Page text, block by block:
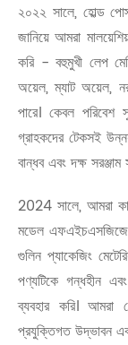
২০২২ সালে, হোল্ড
জানিয়ে আমরা
করি - বহুমুখী লেপ
অয়েল, ম্যাট অয়েল,
পারে। কেবল
গ্রাহকদের টেকসই
বান্ধব এবং দক্ষ
2024 সালে, আমরা
মডেল
গুলিন প্যাকেজিং
পণ্যটিকে গন্ধহীন
ব্যবহার করি। আমরা
প্রযুক্তিগত উদ্ভাবন